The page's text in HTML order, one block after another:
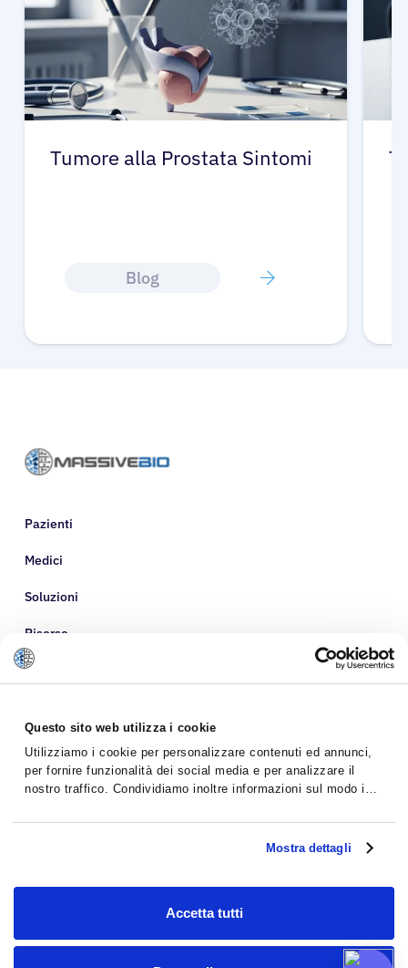
Questo sito web utilizza i cookie
Utilizziamo i cookie per personalizzare contenuti ed annunci,
per fornire funzionalità dei social media e per analizzare il
nostro traffico. Condividiamo inoltre informazioni sul modo in
analisi dei dati web, pubblicità e social media, i quali
potrebbero combinarle con altre informazioni che hai fornito
Mostra dettagli
Accetta tutti
Tumore alla Prostata Sintomi
Blog
Pazienti
Medici
Soluzioni
Risorse
Informazioni su di noi